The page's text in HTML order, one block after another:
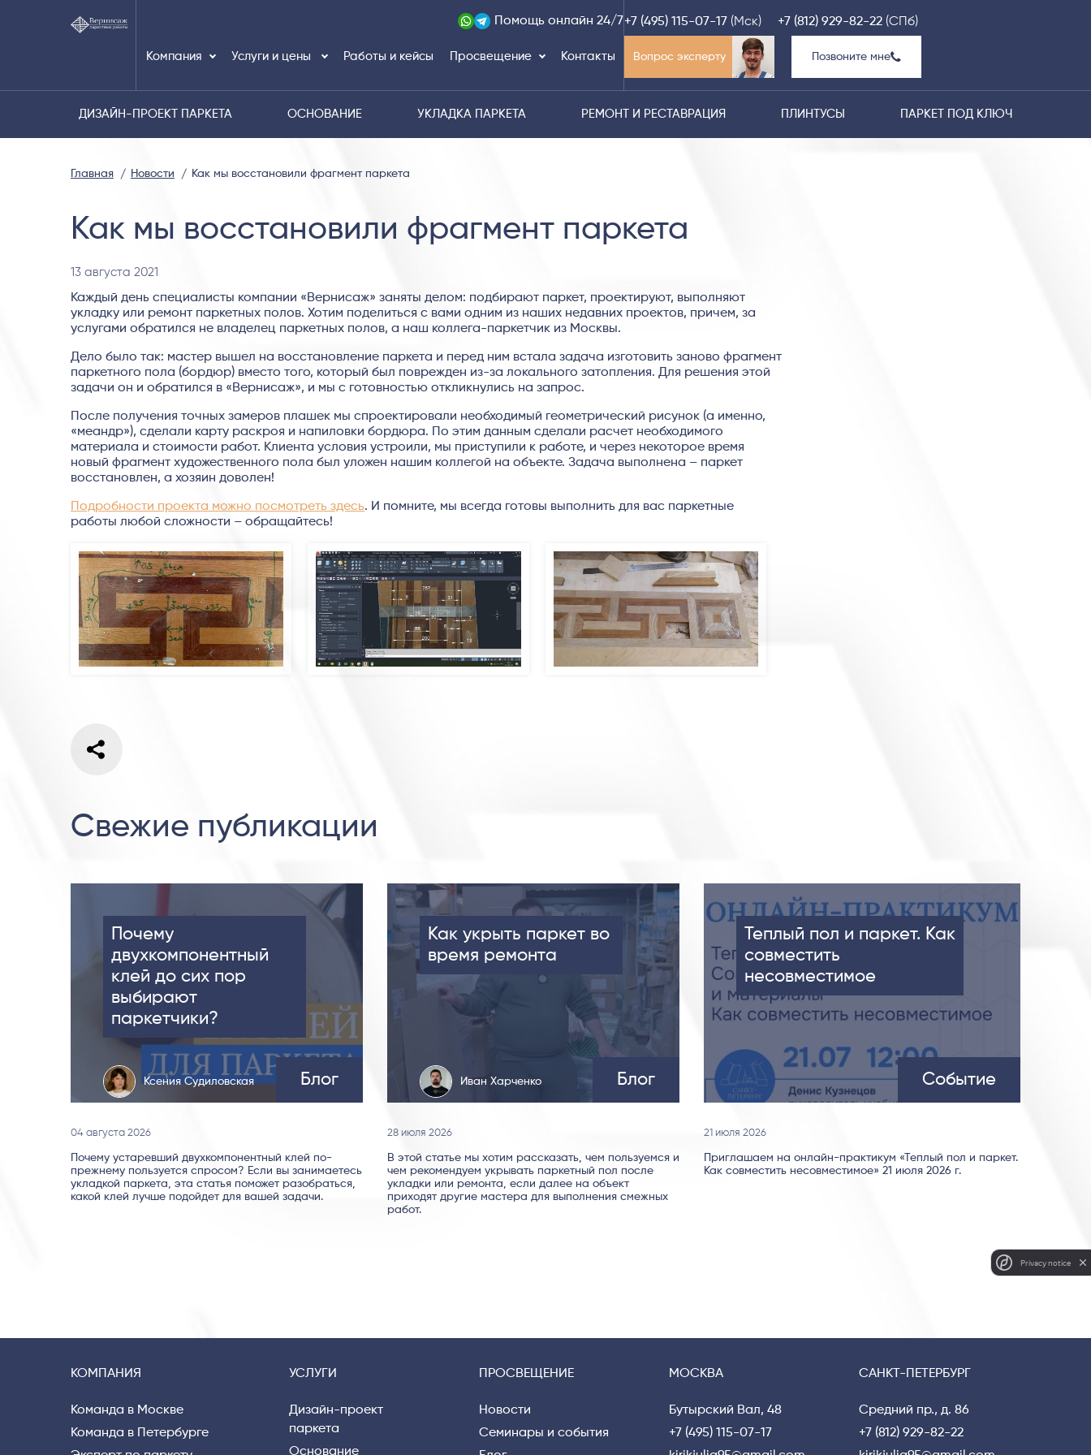
Компания Услуги и цены Работы и кейсы Просвещение Контакты
Помощь онлайн 24/7+7 (495) 115-07-17 (Мск) +7 (812) 929-82-22 (СПб)
Вопрос эксперту Позвоните мне
ДИЗАЙН-ПРОЕКТ ПАРКЕТА ОСНОВАНИЕ УКЛАДКА ПАРКЕТА РЕМОНТ И РЕСТАВРАЦИЯ ПЛИНТУСЫ ПАРКЕТ ПОД КЛЮЧ
Главная Новости Как мы восстановили фрагмент паркета
Как мы восстановили фрагмент паркета
13 августа 2021
Каждый день специалисты компании «Вернисаж» заняты делом: подбирают паркет, проектируют, выполняют
укладку или ремонт паркетных полов. Хотим поделиться с вами одним из наших недавних проектов, причем, за
услугами обратился не владелец паркетных полов, а наш коллега-паркетчик из Москвы.
Дело было так: мастер вышел на восстановление паркета и перед ним встала задача изготовить заново фрагмент
паркетного пола (бордюр) вместо того, который был поврежден из-за локального затопления. Для решения этой
задачи он и обратился в «Вернисаж», и мы с готовностью откликнулись на запрос.
После получения точных замеров плашек мы спроектировали необходимый геометрический рисунок (а именно,
«меандр»), сделали карту раскроя и напиловки бордюра. По этим данным сделали расчет необходимого
материала и стоимости работ. Клиента условия устроили, мы приступили к работе, и через некоторое время
новый фрагмент художественного пола был уложен нашим коллегой на объекте. Задача выполнена – паркет
восстановлен, а хозяин доволен!
Подробности проекта можно посмотреть здесь. И помните, мы всегда готовы выполнить для вас паркетные
работы любой сложности – обращайтесь!
Свежие публикации
Почему
двухкомпонентный
клей до сих пор
выбирают
паркетчики?
Ксения Судиловская Блог
04 августа 2026
Почему устаревший двухкомпонентный клей по-
прежнему пользуется спросом? Если вы занимаетесь
укладкой паркета, эта статья поможет разобраться,
какой клей лучше подойдет для вашей задачи.
Как укрыть паркет во
время ремонта
Иван Харченко Блог
28 июля 2026
В этой статье мы хотим рассказать, чем пользуемся и
чем рекомендуем укрывать паркетный пол после
укладки или ремонта, если далее на объект
приходят другие мастера для выполнения смежных
работ.
Теплый пол и паркет. Как
совместить
несовместимое
Событие
21 июля 2026
Приглашаем на онлайн-практикум «Теплый пол и паркет.
Как совместить несовместимое» 21 июля 2026 г.
КОМПАНИЯ
Команда в Москве
Команда в Петербурге
УСЛУГИ
Дизайн-проект
паркета
Основание
ПРОСВЕЩЕНИЕ
Новости
Семинары и события
МОСКВА
Бутырский Вал, 48
+7 (495) 115-07-17
САНКТ-ПЕТЕРБУРГ
Средний пр., д. 86
+7 (812) 929-82-22
Privacy notice